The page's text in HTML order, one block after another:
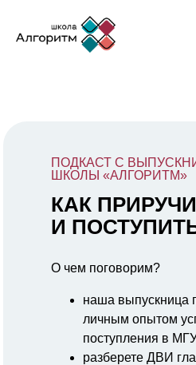
О чем поговорим?
наша выпускница
личным опытом
поступления в
разберете ДВИ
ПОДКАСТ С
ШКОЛЫ «АЛГОРИТМ»
КАК
И